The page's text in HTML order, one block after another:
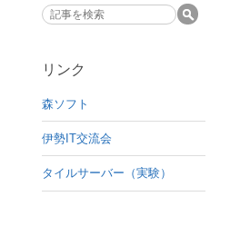
リンク
森ソフト
伊勢IT交流会
タイルサーバー（実験）